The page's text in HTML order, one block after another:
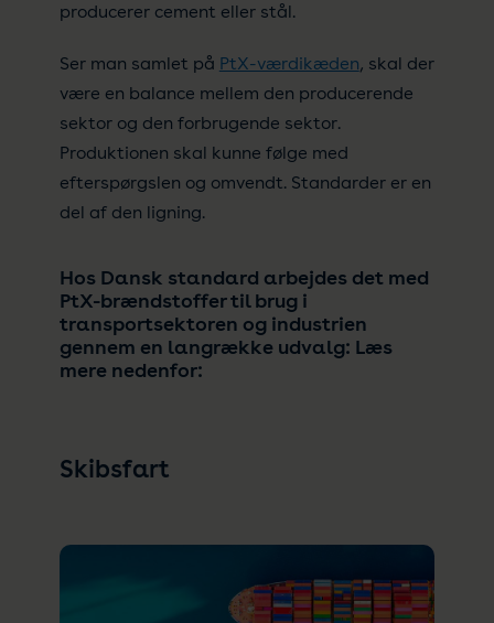
producerer cement eller stål.
Ser man samlet på PtX-værdikæden, skal der
være en balance mellem den producerende
sektor og den forbrugende sektor.
Produktionen skal kunne følge med
efterspørgslen og omvendt. Standarder er en
del af den ligning.
Hos Dansk standard arbejdes det med
PtX-brændstoffer til brug i
transportsektoren og industrien
gennem en langrække udvalg: Læs
mere nedenfor:
Skibsfart